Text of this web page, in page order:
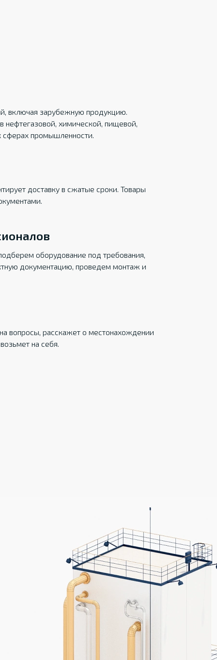
включая зарубежную продукцию.
нефтегазовой, химической, пищевой,
сферах промышленности.
доставку в сжатые сроки. Товары
оборудование под требования,
документацию, проведем монтаж и
вопросы, расскажет о местонахождении
на себя.